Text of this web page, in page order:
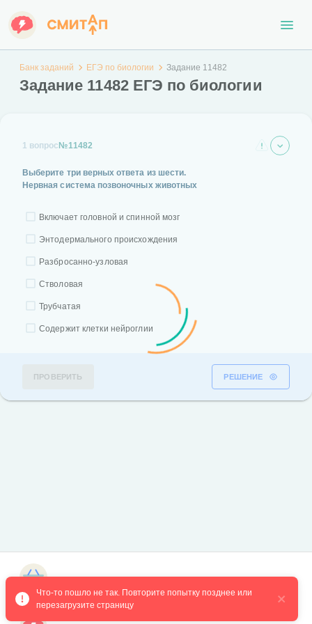
Банк заданий ЕГЭ по биологии Задание 11482
Задание 11482 ЕГЭ по биологии
1 вопрос №11482
Выберите три верных ответа из шести.
Нервная система позвоночных животных
Включает головной и спинной мозг
Энтодермального происхождения
Разбросанно-узловая
Стволовая
Трубчатая
Содержит клетки нейроглии
ПРОВЕРИТЬ РЕШЕНИЕ
Что-то пошло не так. Повторите попытку позднее или
перезагрузите страницу